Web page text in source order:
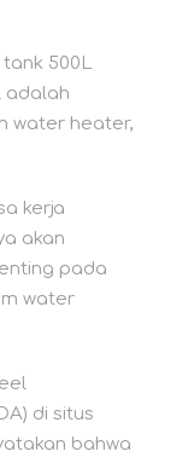
500L
adalah
water heater,
kerja
akan
pada
water
di situs
bahwa